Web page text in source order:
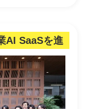
AI SaaSを進